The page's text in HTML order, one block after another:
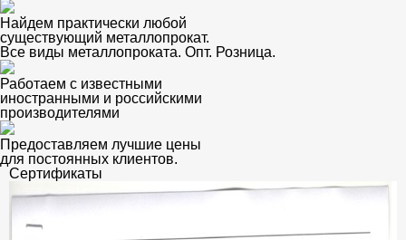
Найдем практически любой
существующий металлопрокат.
Все виды металлопроката. Опт. Розница.
Работаем с известными
иностранными и российскими
производителями
Предоставляем лучшие цены
для постоянных клиентов.
Сертификаты